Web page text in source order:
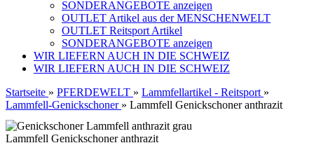
SONDERANGEBOTE anzeigen
OUTLET Artikel aus der MENSCHENWELT
OUTLET Reitsport Artikel
SONDERANGEBOTE anzeigen
WIR LIEFERN AUCH IN DIE SCHWEIZ
WIR LIEFERN AUCH IN DIE SCHWEIZ
Startseite » PFERDEWELT » Lammfellartikel - Reitsport »
Lammfell-Genickschoner » Lammfell Genickschoner anthrazit
Lammfell Genickschoner anthrazit